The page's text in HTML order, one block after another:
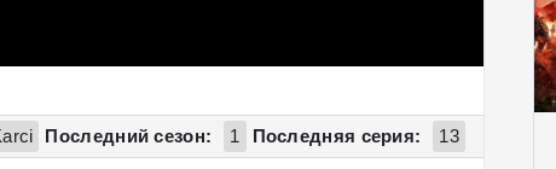
Последний сезон: 1 Последняя серия: 13